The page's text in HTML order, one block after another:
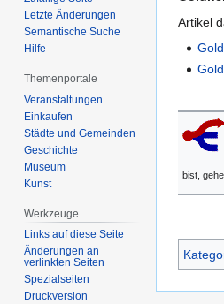
Suche
Artikel
bist,
Letzte Änderungen
Semantische Suche
Hilfe
Themenportale
Veranstaltungen
Einkaufen
Städte und Gemeinden
Geschichte
Museum
Kunst
Werkzeuge
Links auf diese Seite
Änderungen an
verlinkten Seiten
Spezialseiten
Druckversion